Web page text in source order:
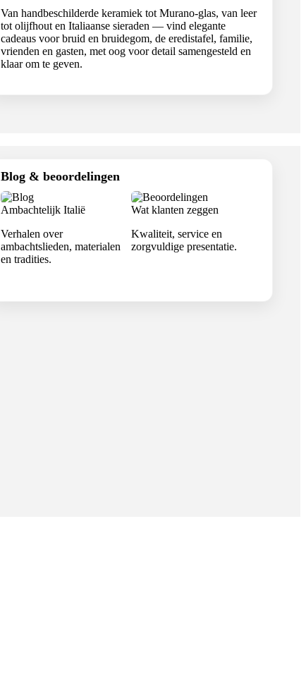
Van handbeschilderde keramiek tot Murano-glas, van leer
tot olijfhout en Italiaanse sieraden — vind elegante
cadeaus voor bruid en bruidegom, de eredistafel, familie,
vrienden en gasten, met oog voor detail samengesteld en
klaar om te geven.
Blog & beoordelingen
Ambachtelijk Italië
Verhalen over
ambachtslieden, materialen
en tradities.
Wat klanten zeggen
Kwaliteit, service en
zorgvuldige presentatie.